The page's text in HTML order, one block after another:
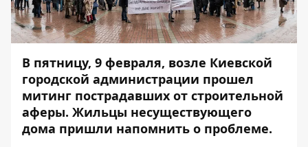
В пятницу, 9 февраля, возле Киевской
городской администрации прошел
митинг пострадавших от строительной
аферы. Жильцы несуществующего
дома пришли напомнить о проблеме.